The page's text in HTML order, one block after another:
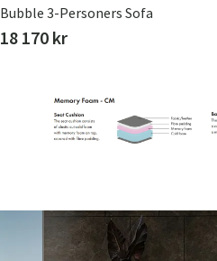
Bubble 3-Personers Sofa
18 170 kr